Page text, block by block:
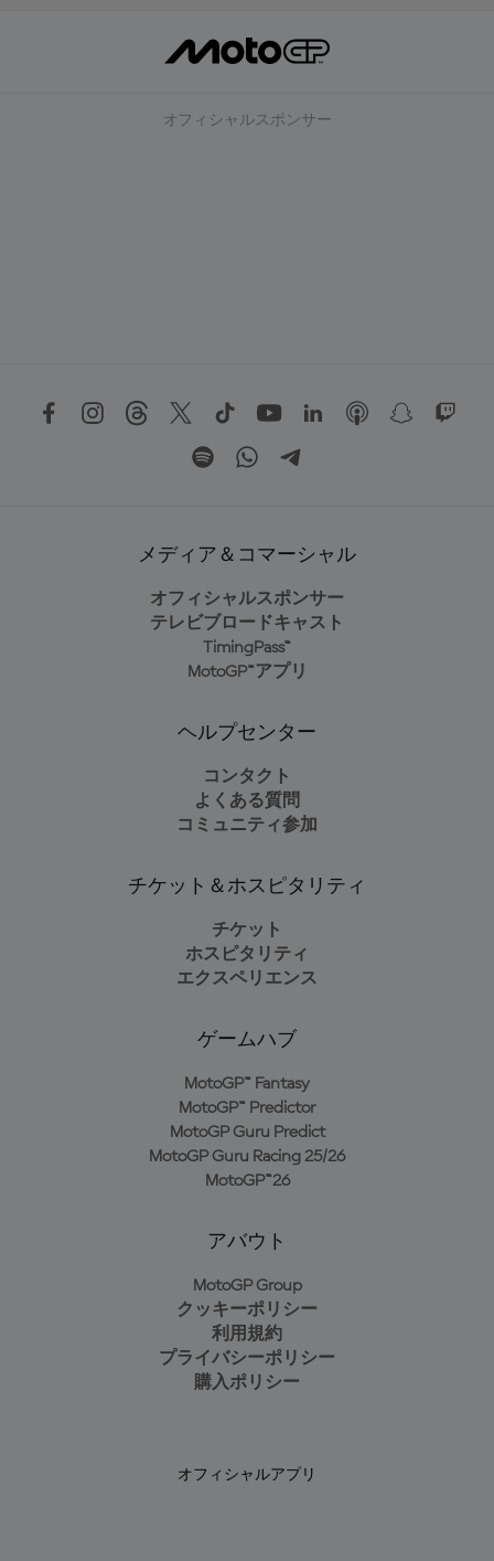
オフィシャルスポンサー
メディア＆コマーシャル
オフィシャルスポンサー
テレビブロードキャスト
TimingPass™
MotoGP™アプリ
ヘルプセンター
コンタクト
よくある質問
コミュニティ参加
チケット＆ホスピタリティ
チケット
ホスピタリティ
エクスペリエンス
ゲームハブ
MotoGP™ Fantasy
MotoGP™ Predictor
MotoGP Guru Predict
MotoGP Guru Racing 25/26
MotoGP™26
アバウト
MotoGP Group
クッキーポリシー
利用規約
プライバシーポリシー
購入ポリシー
オフィシャルアプリ